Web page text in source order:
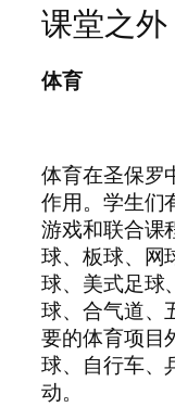
课堂之外
体育
体育在圣保罗
作用。学生们
游戏和联合课
球、板球、网
球、美式足球
球、合气道、
要的体育项目
球、自行车、
动。